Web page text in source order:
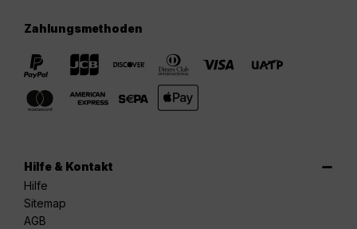
Zahlungsmethoden
Hilfe & Kontakt
Hilfe
Sitemap
AGB